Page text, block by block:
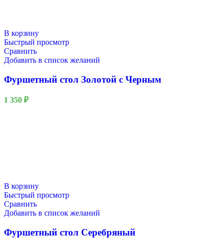
В корзину
Быстрый просмотр
Сравнить
Добавить в список желаний
Фуршетный стол Золотой с Черным
1 350 ₽
В корзину
Быстрый просмотр
Сравнить
Добавить в список желаний
Фуршетный стол Серебряный